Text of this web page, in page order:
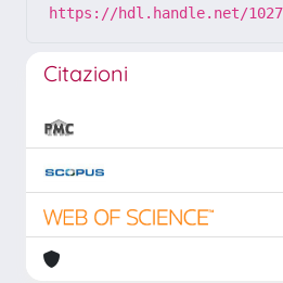
https://hdl.handle.net/
Citazioni